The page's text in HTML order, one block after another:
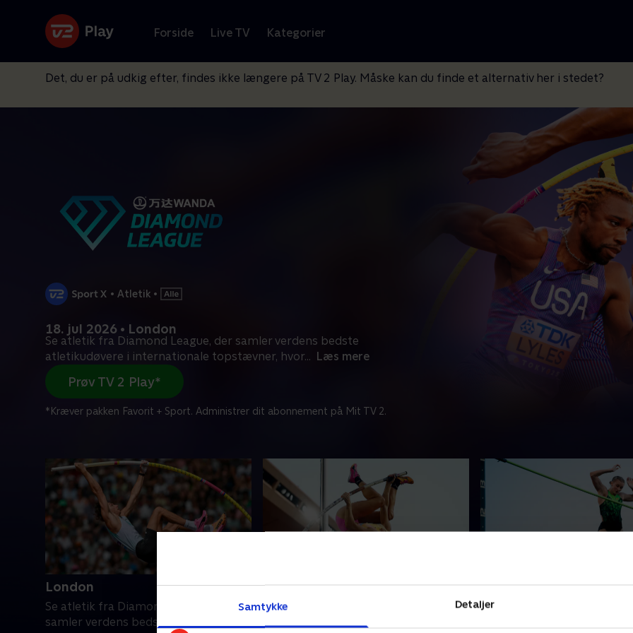
Samtykke Detaljer
Forside Live TV Kategorier
Det, du er på udkig efter, findes ikke længere på TV 2 Play. Måske kan du finde et alternativ her i stedet?
• Atletik •
18. jul 2026 • London
Se atletik fra Diamond League, der samler verdens bedste
atletikudøvere i internationale topstævner, hvor... Læs mere
Prøv TV 2 Play*
*Kræver pakken Favorit + Sport. Administrer dit abonnement på Mit TV 2.
London
Se atletik fra Diamond League, der
samler verdens bedste atletikudøvere
Monaco
Se atletik fra Diamond League, der
samler verdens bedste atletikudøvere
Se atletik fra Diamond